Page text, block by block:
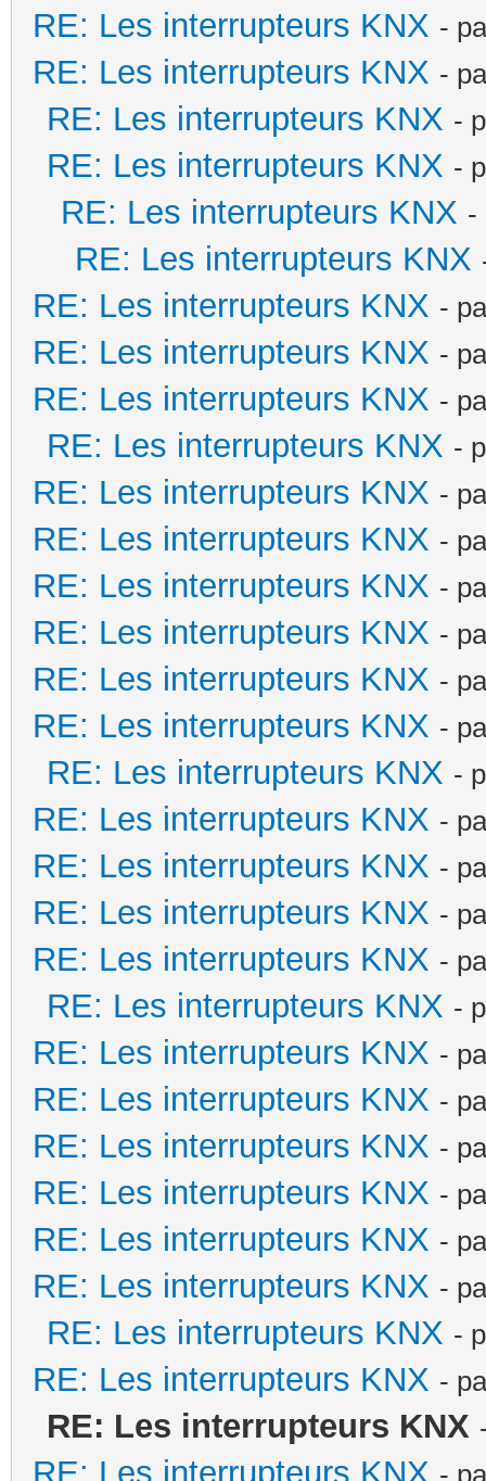
RE: Les interrupteurs KNX -
RE: Les interrupteurs KNX -
RE: Les interrupteurs KNX -
RE: Les interrupteurs KNX -
RE: Les interrupteurs KNX -
RE: Les interrupteurs KNX
RE: Les interrupteurs KNX -
RE: Les interrupteurs KNX -
RE: Les interrupteurs KNX -
RE: Les interrupteurs KNX -
RE: Les interrupteurs KNX -
RE: Les interrupteurs KNX -
RE: Les interrupteurs KNX -
RE: Les interrupteurs KNX -
RE: Les interrupteurs KNX -
RE: Les interrupteurs KNX -
RE: Les interrupteurs KNX -
RE: Les interrupteurs KNX -
RE: Les interrupteurs KNX -
RE: Les interrupteurs KNX -
RE: Les interrupteurs KNX -
RE: Les interrupteurs KNX -
RE: Les interrupteurs KNX -
RE: Les interrupteurs KNX -
RE: Les interrupteurs KNX -
RE: Les interrupteurs KNX -
RE: Les interrupteurs KNX -
RE: Les interrupteurs KNX -
RE: Les interrupteurs KNX -
RE: Les interrupteurs KNX -
RE: Les interrupteurs KNX
RE: Les interrupteurs KNX -